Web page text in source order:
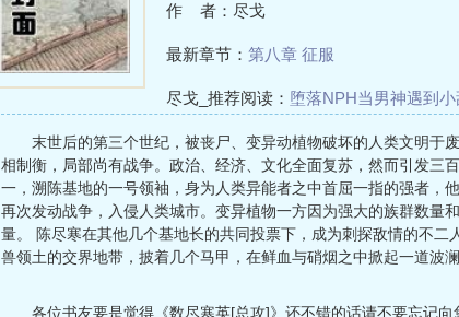
作 者：尽戈
最新章节： 第八章 征服
尽戈_推荐阅读： 堕落NPH当男神遇到小
末世后的第三个世纪，被丧尸、变异动植物破坏的人类文明于
相制衡，局部尚有战争。政治、经济、文化全面复苏，然而引发三
一，溯陈基地的一号领袖，身为人类异能者之中首屈一指的强者，
再次发动战争，入侵人类城市。变异植物一方因为强大的族群数
量。 陈尽寒在其他几个基地长的共同投票下，成为刺探敌情的不
兽领土的交界地带，披着几个马甲，在鲜血与硝烟之中掀起一道
各位书友要是觉得《数尽寒英[总攻]》还不错的话请不要忘记向